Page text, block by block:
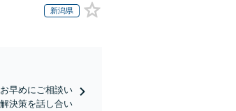
新潟県
早めにご相談い
決策を話し合い